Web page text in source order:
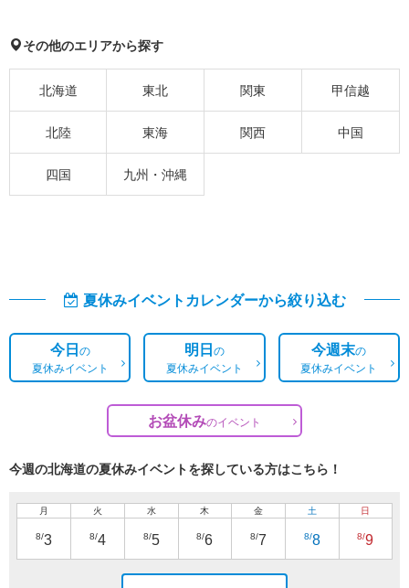
その他のエリアから探す
北海道 東北 関東 甲信越
北陸 東海 関西 中国
四国 九州・沖縄
夏休みイベントカレンダーから絞り込む
今日の
夏休みイベント
明日の
夏休みイベント
今週末の
夏休みイベント
お盆休みのイベント
今週の北海道の夏休みイベントを探している方はこちら！
月
8/3
火
8/4
水
8/5
木
8/6
金
8/7
土
8/8
日
8/9